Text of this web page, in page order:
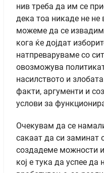
нив треба да им се
дека тоа никаде не
можеме да се
кога ќе дојдат
натпреваруваме со
овозможува
насилството и
факти, аргументи и
услови за
Очекувам да се
сакаат да си заминат
создадеме можности и
кој е тука да успее да